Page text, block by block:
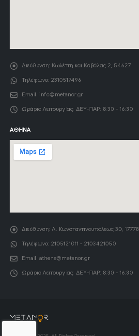
Διεύθυνση: Κωλέττη και Καβάλας 2, 54627
Τηλέφωνο: 2310517496
Email: info@metanor.gr
Ωράριο Λειτουργίας: ΔΕΥ-ΠΑΡ: 8:30 - 16:30
ΑΘΉΝΑ
Διεύθυνση: Λ. Κωνσταντινουπόλεως 30, 17778
Τηλέφωνο: 2105121011 - 2103421050
Email: athens@metanor.gr
Ωράριο Λειτουργίας: ΔΕΥ-ΠΑΡ: 8:30 - 16:30